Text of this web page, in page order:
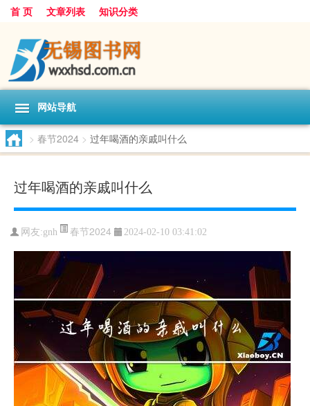
首 页 文章列表 知识分类
网站导航
> 春节2024 > 过年喝酒的亲戚叫什么
过年喝酒的亲戚叫什么
网友:gnh 春节2024 2024-02-10 03:41:02